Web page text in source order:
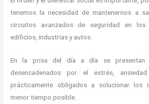
tenemos la necesidad de mantenernos a
circuitos avanzados de seguridad en los
edificios, industrias y autos.
En la prisa del día a día se presentan
desencadenados por el estrés,
prácticamente obligados a solucionar los
menor tiempo posible.